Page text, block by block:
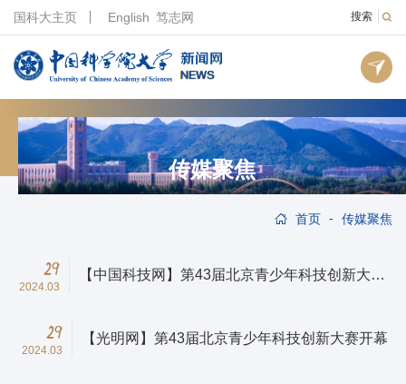
搜索
国科大主页 English 笃志网
传媒聚焦
首页 - 传媒聚焦
29
2024.03
【中国科技网】第43届北京青少年科技创新大赛
29
2024.03
【光明网】第43届北京青少年科技创新大赛开幕